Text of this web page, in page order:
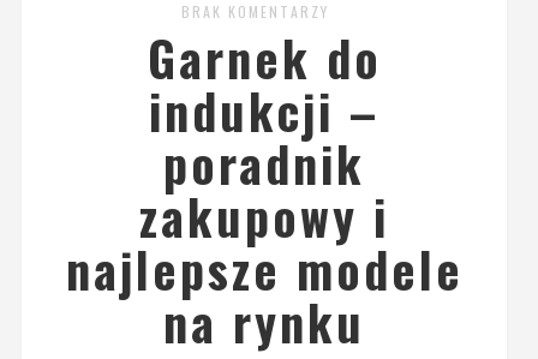
BRAK KOMENTARZY
Garnek do
indukcji –
poradnik
zakupowy i
najlepsze modele
na rynku